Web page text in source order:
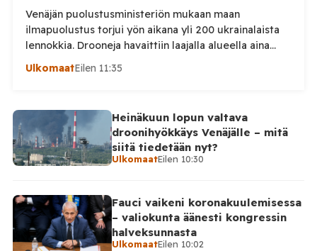
Venäjän puolustusministeriön mukaan maan
ilmapuolustus torjui yön aikana yli 200 ukrainalaista
lennokkia. Drooneja havaittiin laajalla alueella aina
Uralille asti. Venäjän puolustusministeriön virallisen
miehittämätöntä ilma-alusta torstai-illan 6. elokuuta
ja perjantaiaamun 7. elokuuta välisenä aikana.
Ministeriön ilmoitus koskee aikaväliä kello 20–08
Moskovan aikaa. Ministeriön mukaan drooneja
torjuttiin […]
UlkomaatEilen 11:35
Heinäkuun lopun valtava
droonihyökkäys Venäjälle – mitä
siitä tiedetään nyt?
UlkomaatEilen 10:30
Fauci vaikeni koronakuulemisessa
– valiokunta äänesti kongressin
halveksunnasta
UlkomaatEilen 10:02